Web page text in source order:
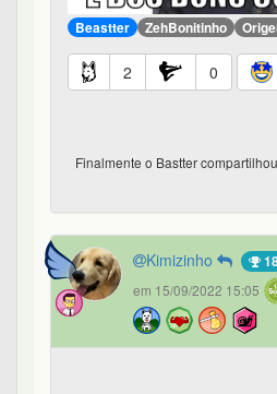
Beastter ZehBonitinho
2 0
Finalmente o Bastter
Kimizinho
em 15/09/2022 15:05